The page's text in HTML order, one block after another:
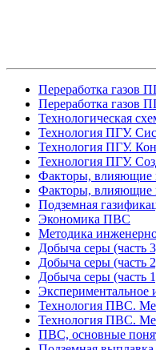
Переработка газов
Переработка газов
Технологическая
Технология ПГУ.
Технология ПГУ.
Технология ПГУ.
Факторы, влияющие
Факторы, влияющие
Подземная
Экономика ПВС
Методика
Добыча серы (часть
Добыча серы (часть
Добыча серы (часть
Экспериментальное
Технология ПВС.
Технология ПВС.
ПВС, основные